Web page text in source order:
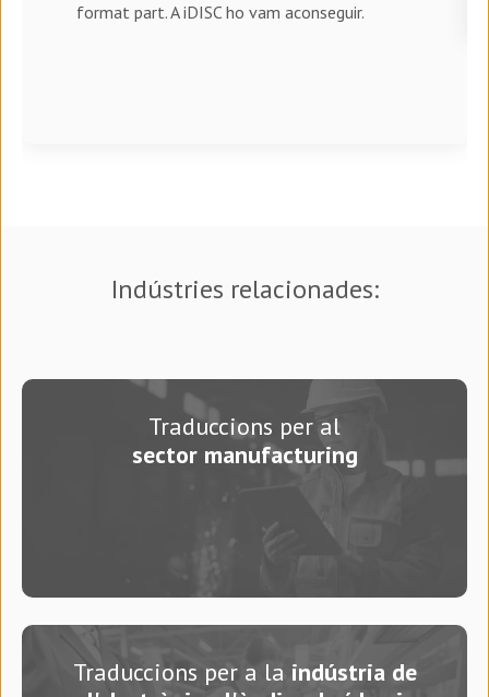
format part. A iDISC ho vam aconseguir.
Indústries relacionades:
Traduccions per al
sector manufacturing
Traduccions per a la indústria de